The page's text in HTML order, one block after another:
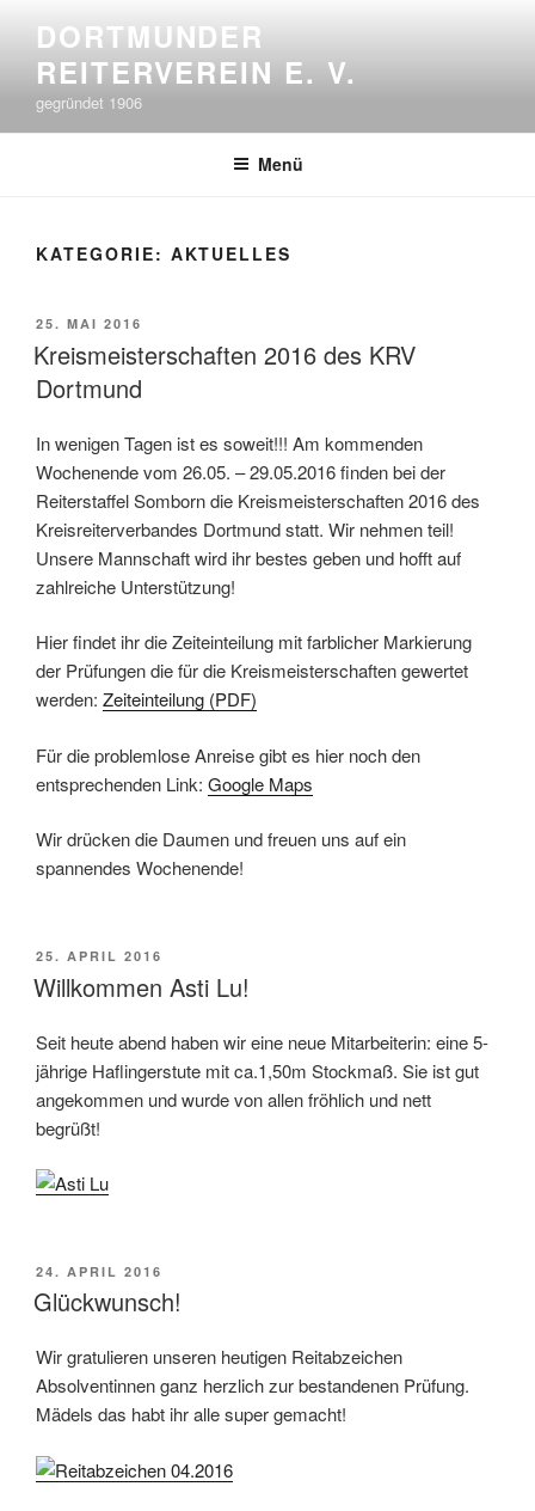
springen
DORTMUNDER
REITERVEREIN E. V.
gegründet 1906
Menü
KATEGORIE: AKTUELLES
VERÖFFENTLICHT
AM
25. MAI 2016
Kreismeisterschaften 2016 des KRV
Dortmund
In wenigen Tagen ist es soweit!!! Am kommenden
Wochenende vom 26.05. – 29.05.2016 finden bei der
Reiterstaffel Somborn die Kreismeisterschaften 2016 des
Kreisreiterverbandes Dortmund statt. Wir nehmen teil!
Unsere Mannschaft wird ihr bestes geben und hofft auf
zahlreiche Unterstützung!
Hier findet ihr die Zeiteinteilung mit farblicher Markierung
der Prüfungen die für die Kreismeisterschaften gewertet
werden: Zeiteinteilung (PDF)
Für die problemlose Anreise gibt es hier noch den
entsprechenden Link: Google Maps
Wir drücken die Daumen und freuen uns auf ein
spannendes Wochenende!
VERÖFFENTLICHT
AM
25. APRIL 2016
Willkommen Asti Lu!
Seit heute abend haben wir eine neue Mitarbeiterin: eine 5-
jährige Haflingerstute mit ca.1,50m Stockmaß. Sie ist gut
angekommen und wurde von allen fröhlich und nett
begrüßt!
VERÖFFENTLICHT
AM
24. APRIL 2016
Glückwunsch!
Wir gratulieren unseren heutigen Reitabzeichen
Absolventinnen ganz herzlich zur bestandenen Prüfung.
Mädels das habt ihr alle super gemacht!